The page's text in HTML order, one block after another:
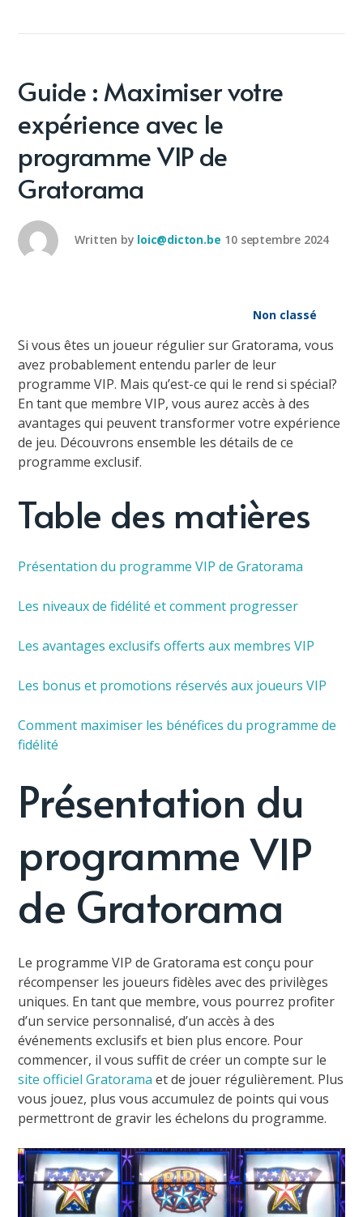
Guide : Maximiser votre
expérience avec le
programme VIP de
Gratorama
Written by loic@dicton.be 10 septembre 2024
Non classé
Si vous êtes un joueur régulier sur Gratorama, vous
avez probablement entendu parler de leur
programme VIP. Mais qu’est-ce qui le rend si spécial?
En tant que membre VIP, vous aurez accès à des
avantages qui peuvent transformer votre expérience
de jeu. Découvrons ensemble les détails de ce
programme exclusif.
Table des matières
Présentation du programme VIP de Gratorama
Les niveaux de fidélité et comment progresser
Les avantages exclusifs offerts aux membres VIP
Les bonus et promotions réservés aux joueurs VIP
Comment maximiser les bénéfices du programme de
fidélité
Présentation du
programme VIP
de Gratorama
Le programme VIP de Gratorama est conçu pour
récompenser les joueurs fidèles avec des privilèges
uniques. En tant que membre, vous pourrez profiter
d’un service personnalisé, d’un accès à des
événements exclusifs et bien plus encore. Pour
commencer, il vous suffit de créer un compte sur le
site officiel Gratorama et de jouer régulièrement. Plus
vous jouez, plus vous accumulez de points qui vous
permettront de gravir les échelons du programme.